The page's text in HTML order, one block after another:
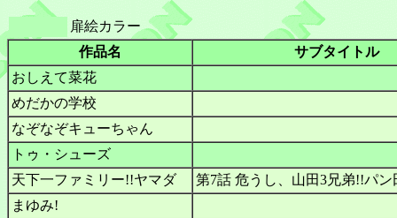
扉絵カラー
作品名
サブタイトル
おしえて菜花
めだかの学校
なぞなぞキューちゃん
トゥ・シューズ
天下一ファミリー!!ヤマダ
第7話 危うし、山田3兄弟!!パ
まゆみ!